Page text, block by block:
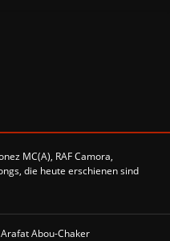
MC(A), RAF Camora,
die heute erschienen sind
Abou-Chaker